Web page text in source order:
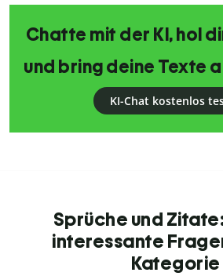
Chatte mit der KI, hol
und bring deine Texte
KI-Chat kostenlos
Sprüche und
interessante
Kategorie